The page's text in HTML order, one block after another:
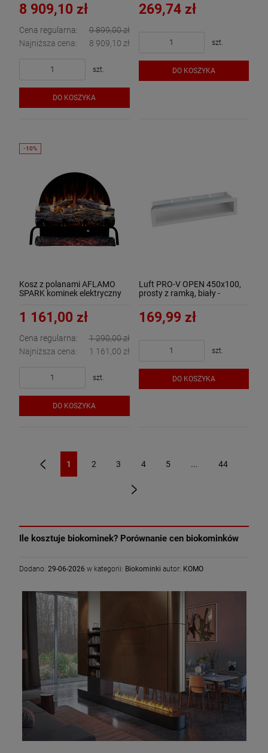
Ile kosztuje biokominek? Porównanie cen biokominków
Dodano: 29-06-2026 w kategorii: Biokominki autor: KOMO
8 909,10 zł
Cena regularna:
9 899,00 zł
Najniższa cena:
8 909,10 zł
szt.
DO KOSZYKA
269,74 zł
szt.
DO KOSZYKA
Kosz z polanami AFLAMO
SPARK kominek elektryczny
1 161,00 zł
Cena regularna:
1 290,00 zł
Najniższa cena:
1 161,00 zł
szt.
DO KOSZYKA
Luft PRO-V OPEN 450x100,
prosty z ramką, biały -
169,99 zł
szt.
DO KOSZYKA
1 2 3 4 5 ... 44